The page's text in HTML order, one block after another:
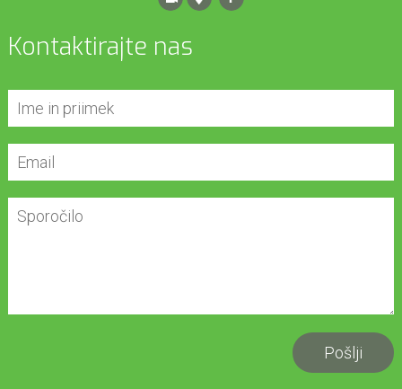
Kontaktirajte nas
Pošlji